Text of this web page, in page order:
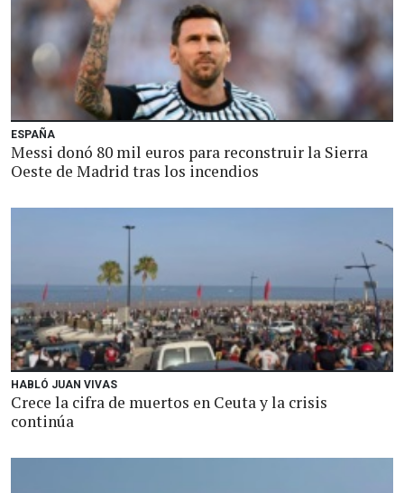
ESPAÑA
Messi donó 80 mil euros para reconstruir la Sierra
Oeste de Madrid tras los incendios
HABLÓ JUAN VIVAS
Crece la cifra de muertos en Ceuta y la crisis
continúa